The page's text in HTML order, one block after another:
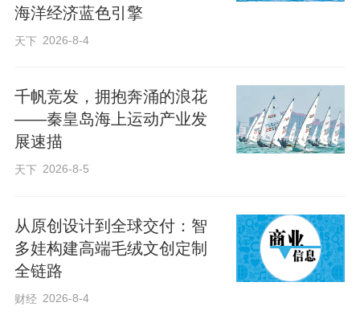
帆船运动，成功打造了“秦皇岛帆船季”这一
极具辨识度的赛事IP。
“目前，秦皇岛集聚帆船类经营主体18家，
拥有船艇1000余艘、帆板207条。每年在
此参与帆船运动的人数超10万人次，成为
我国北方帆船运动聚集地，消费活力持续
说，2025年ILCA亚洲（公开）帆船锦标赛
为期仅5天，却吸引国内外游客超14万人
次，拉动消费超2300万元。
海洋经济蓝色引擎
天下 2026-8-4
千帆竞发，拥抱奔涌的浪花
——秦皇岛海上运动产业发
展速描
天下 2026-8-5
从原创设计到全球交付：智
多娃构建高端毛绒文创定制
全链路
财经 2026-8-4